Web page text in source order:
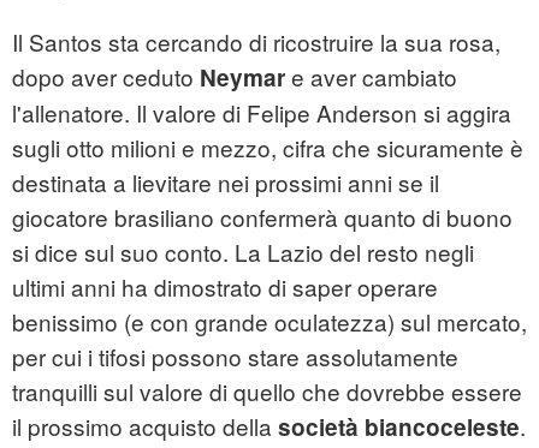
Il Santos sta cercando di ricostruire la sua rosa,
dopo aver ceduto Neymare aver cambiato
l'allenatore. Il valore di Felipe Anderson si aggira
sugli otto milioni e mezzo, cifra che sicuramente è
destinata a lievitare nei prossimi anni se il
giocatore brasiliano confermerà quanto di buono
si dice sul suo conto. La Lazio del resto negli
ultimi anni ha dimostrato di saper operare
benissimo (e con grande oculatezza) sul mercato,
per cui i tifosi possono stare assolutamente
tranquilli sul valore di quello che dovrebbe essere
il prossimo acquisto della società biancoceleste.